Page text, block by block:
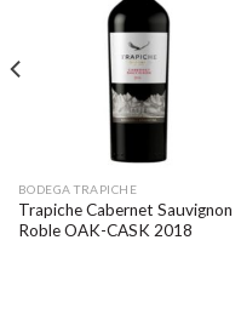
BODEGA TRAPICHE
Trapiche Cabernet Sauvignon
Roble OAK-CASK 2018